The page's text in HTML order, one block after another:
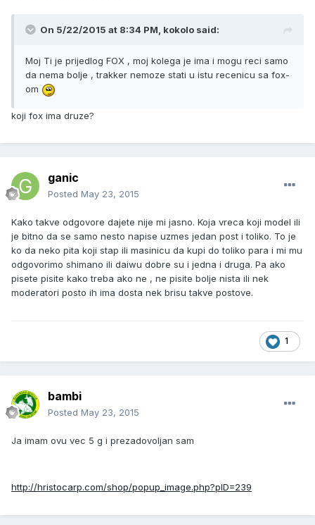
On 5/22/2015 at 8:34 PM, kokolo said:
Moj Ti je prijedlog FOX , moj kolega je ima i mogu reci samo
da nema bolje , trakker nemoze stati u istu recenicu sa fox-
om
koji fox ima druze?
ganic
Posted May 23, 2015
Kako takve odgovore dajete nije mi jasno. Koja vreca koji model ili
je bitno da se samo nesto napise uzmes jedan post i toliko. To je
ko da neko pita koji stap ili masinicu da kupi do toliko para i mi mu
odgovorimo shimano ili daiwu dobre su i jedna i druga. Pa ako
pisete pisite kako treba ako ne , ne pisite bolje nista ili nek
moderatori posto ih ima dosta nek brisu takve postove.
1
bambi
Posted May 23, 2015
Ja imam ovu vec 5 g i prezadovoljan sam
http://hristocarp.com/shop/popup_image.php?pID=239